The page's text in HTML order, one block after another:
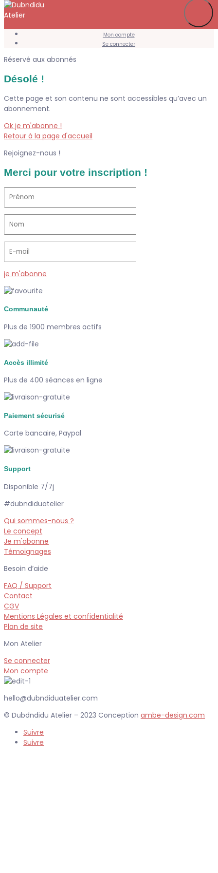
Mon compte
Se connecter
Réservé aux abonnés
Désolé !
Cette page et son contenu ne sont accessibles qu’avec un
abonnement.
Ok je m'abonne !
Retour à la page d'accueil
Rejoignez-nous !
Merci pour votre inscription !
je m'abonne
Communauté
Plus de 1900 membres actifs
Accès illimité
Plus de 400 séances en ligne
Paiement sécurisé
Carte bancaire, Paypal
Support
Disponible 7/7j
#dubndiduatelier
Qui sommes-nous ?
Le concept
Je m'abonne
Témoignages
Besoin d’aide
FAQ / Support
Contact
CGV
Mentions Légales et confidentialité
Plan de site
Mon Atelier
Se connecter
Mon compte
hello@dubndiduatelier.com
© Dubdndidu Atelier – 2023 Conception ambe-design.com
Suivre
Suivre